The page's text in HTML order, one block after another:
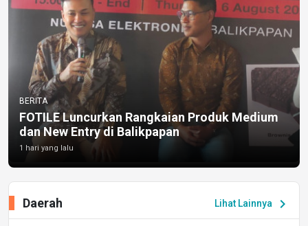
BERITA
FOTILE Luncurkan Rangkaian Produk Medium
dan New Entry di Balikpapan
1 hari yang lalu
Lihat Lainnya chevron_right
Daerah